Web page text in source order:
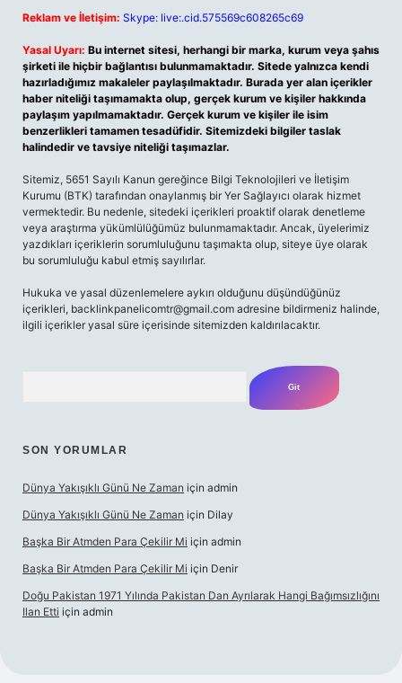
Reklam ve İletişim: Skype: live:.cid.575569c608265c69
Yasal Uyarı: Bu internet sitesi, herhangi bir marka, kurum veya şahıs
şirketi ile hiçbir bağlantısı bulunmamaktadır. Sitede yalnızca kendi
hazırladığımız makaleler paylaşılmaktadır. Burada yer alan içerikler
haber niteliği taşımamakta olup, gerçek kurum ve kişiler hakkında
paylaşım yapılmamaktadır. Gerçek kurum ve kişiler ile isim
benzerlikleri tamamen tesadüfidir. Sitemizdeki bilgiler taslak
halindedir ve tavsiye niteliği taşımazlar.
Sitemiz, 5651 Sayılı Kanun gereğince Bilgi Teknolojileri ve İletişim
Kurumu (BTK) tarafından onaylanmış bir Yer Sağlayıcı olarak hizmet
vermektedir. Bu nedenle, sitedeki içerikleri proaktif olarak denetleme
veya araştırma yükümlülüğümüz bulunmamaktadır. Ancak, üyelerimiz
yazdıkları içeriklerin sorumluluğunu taşımakta olup, siteye üye olarak
bu sorumluluğu kabul etmiş sayılırlar.
Hukuka ve yasal düzenlemelere aykırı olduğunu düşündüğünüz
içerikleri, backlinkpanelicomtr@gmail.com adresine bildirmeniz halinde,
ilgili içerikler yasal süre içerisinde sitemizden kaldırılacaktır.
SON YORUMLAR
Dünya Yakışıklı Günü Ne Zaman için admin
Dünya Yakışıklı Günü Ne Zaman için Dilay
Başka Bir Atmden Para Çekilir Mi için admin
Başka Bir Atmden Para Çekilir Mi için Denir
Doğu Pakistan 1971 Yılında Pakistan Dan Ayrılarak Hangi Bağımsızlığını
Ilan Etti için admin